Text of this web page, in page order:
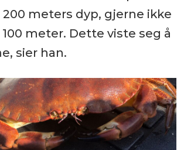
meters dyp, gjerne ikke
meter. Dette viste seg å
sier han.